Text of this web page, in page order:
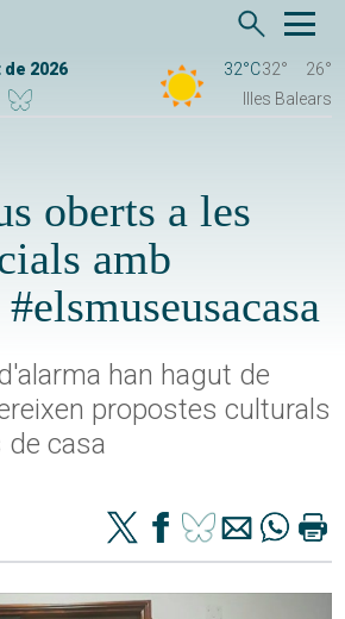
2026 32°C32°
26°
Illes Balears
oberts a les
amb
han hagut de
propostes culturals
de casa